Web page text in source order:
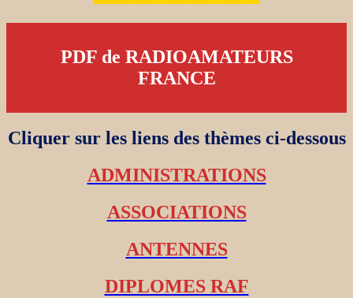
PDF de RADIOAMATEURS
FRANCE
Cliquer sur les liens des thèmes ci-dessous
ADMINISTRATIONS
ASSOCIATIONS
ANTENNES
DIPLOMES RAF